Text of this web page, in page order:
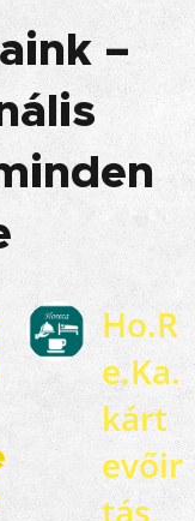
–
Ho.R
e.Ka.
kárt
evőir
tás